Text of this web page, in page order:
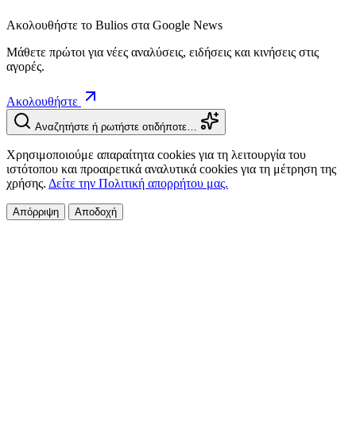
Ακολουθήστε το Bulios στα Google News
Μάθετε πρώτοι για νέες αναλύσεις, ειδήσεις και κινήσεις στις
αγορές.
Ακολουθήστε
Αναζητήστε ή ρωτήστε οτιδήποτε…
Χρησιμοποιούμε απαραίτητα cookies για τη λειτουργία του
ιστότοπου και προαιρετικά αναλυτικά cookies για τη μέτρηση της
χρήσης. Δείτε την Πολιτική απορρήτου μας.
Απόρριψη Αποδοχή